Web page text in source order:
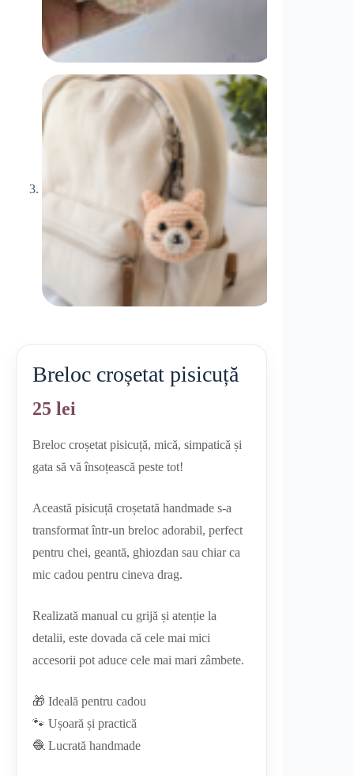
Breloc croșetat pisicuță
25 lei
Breloc croșetat pisicuță, mică, simpatică și
gata să vă însoțească peste tot!
Această pisicuță croșetată handmade s-a
transformat într-un breloc adorabil, perfect
pentru chei, geantă, ghiozdan sau chiar ca
mic cadou pentru cineva drag.
Realizată manual cu grijă și atenție la
detalii, este dovada că cele mai mici
accesorii pot aduce cele mai mari zâmbete.
🎁 Ideală pentru cadou
🐾 Ușoară și practică
🧶 Lucrată handmade